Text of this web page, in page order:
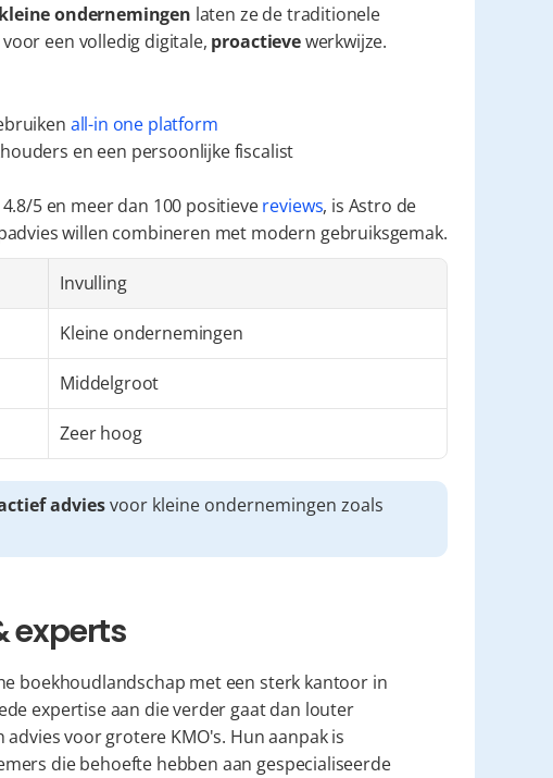
ondernemingen laten ze de traditionele
een volledig digitale, proactieve werkwijze.
all-in one platform
en een persoonlijke fiscalist
5 en meer dan 100 positieve reviews, is Astro de
willen combineren met modern gebruiksgemak.
Invulling
Kleine ondernemingen
Middelgroot
Zeer hoog
advies voor kleine ondernemingen zoals
experts
boekhoudlandschap met een sterk kantoor in
expertise aan die verder gaat dan louter
voor grotere KMO's. Hun aanpak is
die behoefte hebben aan gespecialiseerde